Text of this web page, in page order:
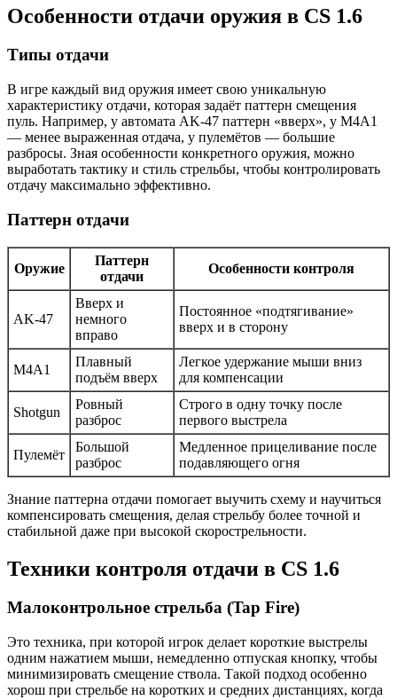
Особенности отдачи оружия в CS 1.6
Типы отдачи
В игре каждый вид оружия имеет свою уникальную
характеристику отдачи, которая задаёт паттерн смещения
пуль. Например, у автомата AK-47 паттерн «вверх», у M4A1
— менее выраженная отдача, у пулемётов — большие
разбросы. Зная особенности конкретного оружия, можно
выработать тактику и стиль стрельбы, чтобы контролировать
отдачу максимально эффективно.
Паттерн отдачи
Оружие
Паттерн
отдачи
Особенности контроля
AK-47
Вверх и
немного
вправо
Постоянное «подтягивание»
вверх и в сторону
M4A1
Плавный
подъём вверх
Легкое удержание мыши вниз
для компенсации
Shotgun
Ровный
разброс
Строго в одну точку после
первого выстрела
Пулемёт
Большой
разброс
Медленное прицеливание после
подавляющего огня
Знание паттерна отдачи помогает выучить схему и научиться
компенсировать смещения, делая стрельбу более точной и
стабильной даже при высокой скорострельности.
Техники контроля отдачи в CS 1.6
Малоконтрольное стрельба (Tap Fire)
Это техника, при которой игрок делает короткие выстрелы
одним нажатием мыши, немедленно отпуская кнопку, чтобы
минимизировать смещение ствола. Такой подход особенно
хорош при стрельбе на коротких и средних дистанциях, когда